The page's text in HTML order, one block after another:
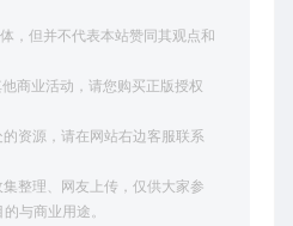
，但并不代表本站赞同其观点和
商业活动，请您购买正版授权
资源，请在网站右边客服联系
整理、网友上传，仅供大家参
与商业用途。